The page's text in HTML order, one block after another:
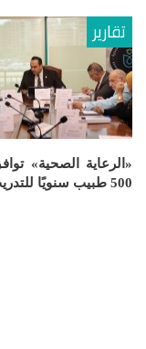
تقارير
«الرعاية الصحية»
500 طبيب سنويًا للتدريب على مجالات…